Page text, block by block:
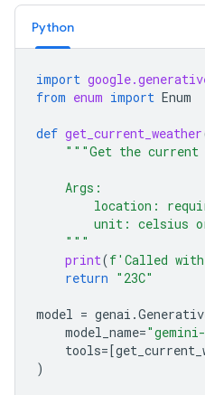
Python
import
from enum import Enum
def get_current_weather
"""Get the current
    Args:
location:
unit: celsius
    """
print(f'Called
return "23C"
model = genai .
model_name=
tools=[
)